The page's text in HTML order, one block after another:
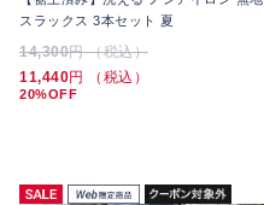
スラックス 3本セット 夏
14,300円 （税込）
11,440円 （税込）
20%OFF